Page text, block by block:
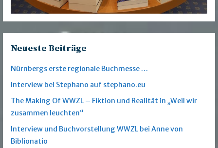
Neueste Beiträge
Nürnbergs erste regionale Buchmesse …
Interview bei Stephano auf stephano.eu
The Making Of WWZL – Fiktion und Realität in „Weil wir
zusammen leuchten“
Interview und Buchvorstellung WWZL bei Anne von
Biblionatio